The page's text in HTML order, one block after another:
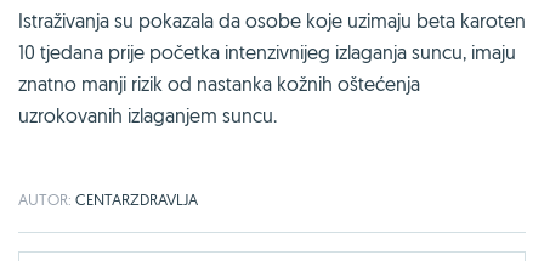
Istraživanja su pokazala da osobe koje uzimaju beta karoten
10 tjedana prije početka intenzivnijeg izlaganja suncu, imaju
znatno manji rizik od nastanka kožnih oštećenja
uzrokovanih izlaganjem suncu.
AUTOR: CENTARZDRAVLJA